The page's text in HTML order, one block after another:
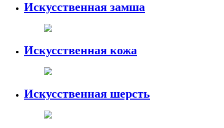
Искусственная замша
Искусственная кожа
Искусственная шерсть